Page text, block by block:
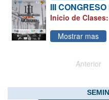
III
Inicio de Clases:
Mostrar mas
Anterior